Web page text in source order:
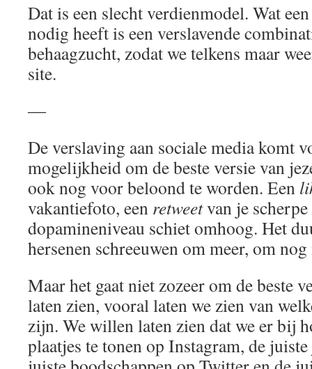
Dat is een slecht verdienmodel. Wat
nodig heeft is een verslavende
behaagzucht, zodat we telkens maar
site.
―
De verslaving aan sociale media komt
mogelijkheid om de beste versie van
ook nog voor beloond te worden. Een
vakantiefoto, een retweetvan je
dopamineniveau schiet omhoog. Het
hersenen schreeuwen om meer, om
Maar het gaat niet zozeer om de beste
laten zien, vooral laten we zien van
zijn. We willen laten zien dat we er bij
plaatjes te tonen op Instagram, de juiste